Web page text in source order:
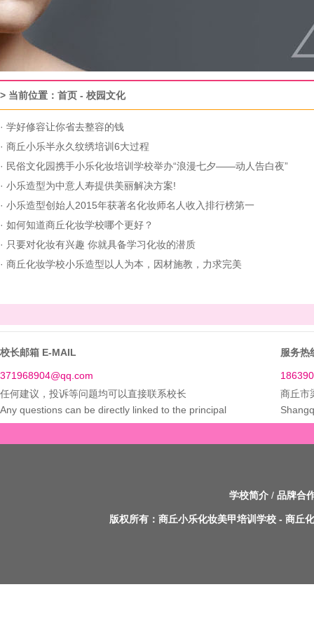
> 当前位置： 首页 - 校园文化
· 学好修容让你省去整容的钱
· 商丘小乐半永久纹绣培训6大过程
· 民俗文化园携手小乐化妆培训学校举办“浪漫七夕——动人告白夜”
· 小乐造型为中意人寿提供美丽解决方案!
· 小乐造型创始人2015年获著名化妆师名人收入排行榜第一
· 如何知道商丘化妆学校哪个更好？
· 只要对化妆有兴趣 你就具备学习化妆的潜质
· 商丘化妆学校小乐造型以人为本，因材施教，力求完美
校长邮箱 E-MAIL 服务热
371968904@qq.com
任何建议，投诉等问题均可以直接联系校长
商丘市
Any questions can be directly linked to the principal
学校简介 / 品牌合
版权所有： 商丘小乐化妆美甲培训学校- 商丘